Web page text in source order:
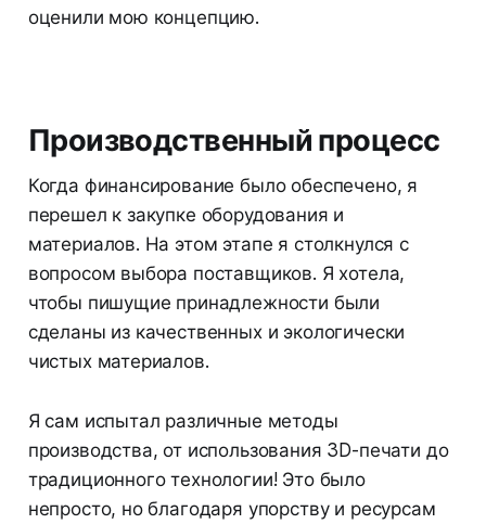
оценили мою концепцию.
Производственный процесс
Когда финансирование было обеспечено, я
перешел к закупке оборудования и
материалов. На этом этапе я столкнулся с
вопросом выбора поставщиков. Я хотела,
чтобы пишущие принадлежности были
сделаны из качественных и экологически
чистых материалов.
Я сам испытал различные методы
производства, от использования 3D-печати до
традиционного технологии! Это было
непросто, но благодаря упорству и ресурсам